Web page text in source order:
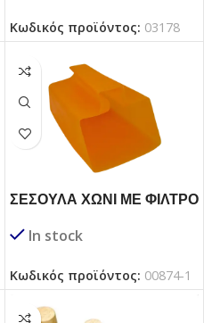
Κωδικός προϊόντος: 03178
ΣΕΣΟΥΛΑ ΧΩΝΙ ΜΕ ΦΙΛΤΡΟ
In stock
Κωδικός προϊόντος: 00874-1